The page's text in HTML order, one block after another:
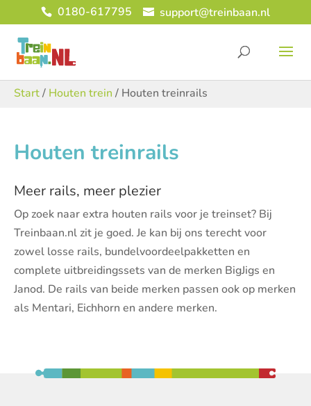
0180-617795 support@treinbaan.nl
Start/ Houten trein / Houten treinrails
Houten treinrails
Meer rails, meer plezier
Op zoek naar extra houten rails voor je treinset? Bij
Treinbaan.nl zit je goed. Je kan bij ons terecht voor
zowel losse rails, bundelvoordeelpakketten en
complete uitbreidingssets van de merken BigJigs en
Janod. De rails van beide merken passen ook op merken
als Mentari, Eichhorn en andere merken.